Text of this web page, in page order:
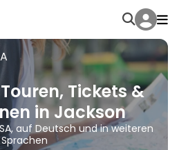
Tickets &
in Jackson
auf Deutsch und in weiteren
Sprachen